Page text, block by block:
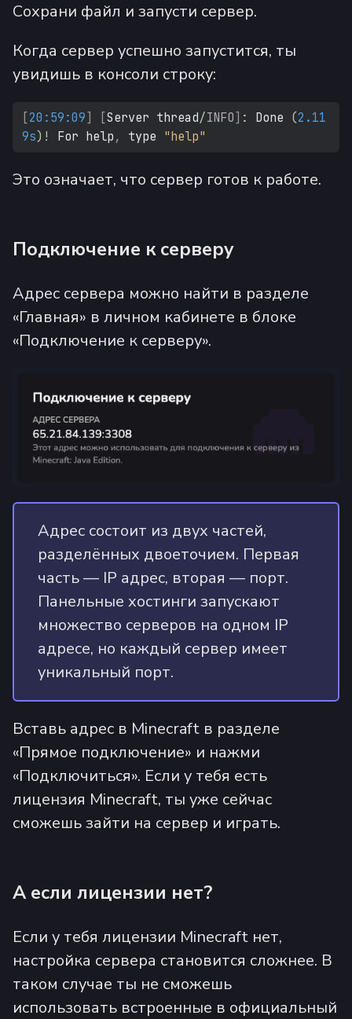
Сохрани файл и запусти сервер.
Когда сервер успешно запустится, ты
увидишь в консоли строку:
[20:59:09] [Server thread/INFO] : Done (2.11
9s) ! For help, type "help"
Это означает, что сервер готов к работе.
Подключение к серверу
Адрес сервера можно найти в разделе
«Главная» в личном кабинете в блоке
«Подключение к серверу».
Адрес состоит из двух частей,
разделённых двоеточием. Первая
часть — IP адрес, вторая — порт.
Панельные хостинги запускают
множество серверов на одном IP
адресе, но каждый сервер имеет
уникальный порт.
Вставь адрес в Minecraft в разделе
«Прямое подключение» и нажми
«Подключиться». Если у тебя есть
лицензия Minecraft, ты уже сейчас
сможешь зайти на сервер и играть.
А если лицензии нет?
Если у тебя лицензии Minecraft нет,
настройка сервера становится сложнее. В
таком случае ты не сможешь
использовать встроенные в официальный